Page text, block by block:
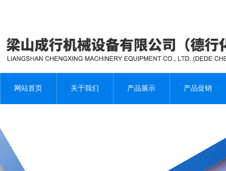
网站首页 关于我们 产品展示 产品促销